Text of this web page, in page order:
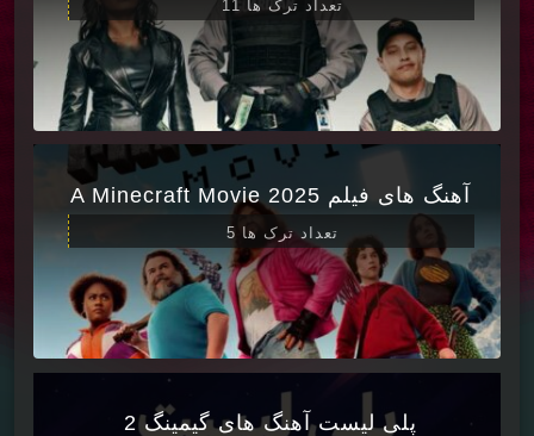
تعداد ترک ها 11
آهنگ های فیلم A Minecraft Movie 2025
تعداد ترک ها 5
پلی لیست آهنگ های گیمینگ 2